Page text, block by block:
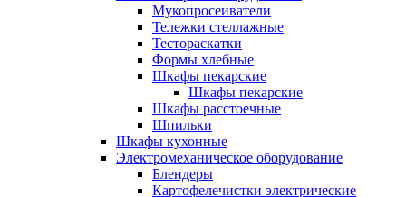
Мукопросеиватели
Тележки стеллажные
Тестораскатки
Формы хлебные
Шкафы пекарские
Шкафы пекарские
Шкафы расстоечные
Шпильки
Шкафы кухонные
Электромеханическое оборудование
Блендеры
Картофелечистки электрические